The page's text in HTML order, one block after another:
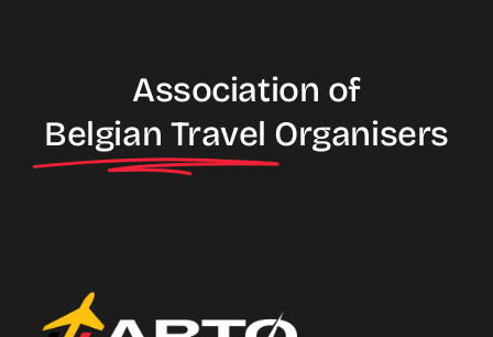
Association of
Belgian Travel Organisers